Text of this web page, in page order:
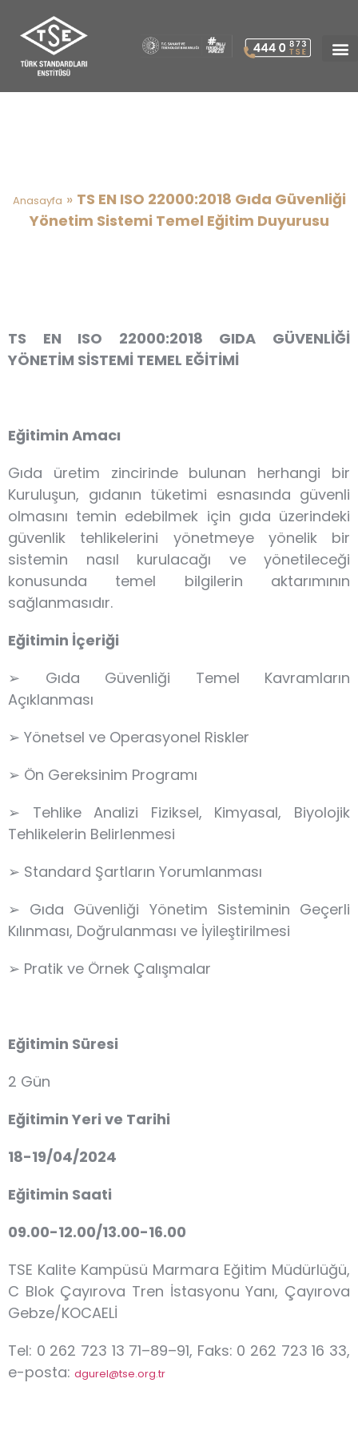
Anasayfa » TS EN ISO 22000:2018 Gıda Güvenliği
Yönetim Sistemi Temel Eğitim Duyurusu
TS EN ISO 22000:2018 GIDA GÜVENLİĞİ
YÖNETİM SİSTEMİ TEMEL EĞİTİMİ
Eğitimin Amacı
Gıda üretim zincirinde bulunan herhangi bir
Kuruluşun, gıdanın tüketimi esnasında güvenli
olmasını temin edebilmek için gıda üzerindeki
güvenlik tehlikelerini yönetmeye yönelik bir
sistemin nasıl kurulacağı ve yönetileceği
konusunda temel bilgilerin aktarımının
sağlanmasıdır.
Eğitimin İçeriği
➢ Gıda Güvenliği Temel Kavramların
Açıklanması
➢ Yönetsel ve Operasyonel Riskler
➢ Ön Gereksinim Programı
➢ Tehlike Analizi Fiziksel, Kimyasal, Biyolojik
Tehlikelerin Belirlenmesi
➢ Standard Şartların Yorumlanması
➢ Gıda Güvenliği Yönetim Sisteminin Geçerli
Kılınması, Doğrulanması ve İyileştirilmesi
➢ Pratik ve Örnek Çalışmalar
Eğitimin Süresi
2 Gün
Eğitimin Yeri ve Tarihi
18-19/04/2024
Eğitimin Saati
09.00-12.00/13.00-16.00
TSE Kalite Kampüsü Marmara Eğitim Müdürlüğü,
C Blok Çayırova Tren İstasyonu Yanı, Çayırova
Gebze/KOCAELİ
Tel: 0 262 723 13 71–89–91, Faks: 0 262 723 16 33,
e-posta: dgurel@tse.org.tr